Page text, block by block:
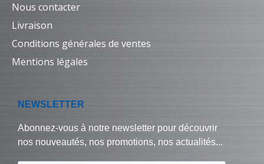
Nous contacter
Livraison
Conditions générales de ventes
Mentions légales